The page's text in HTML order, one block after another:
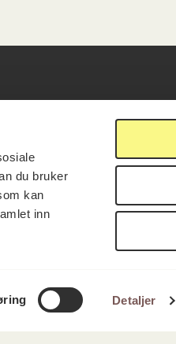
du bruker
kan
inn
Detaljer
KORO